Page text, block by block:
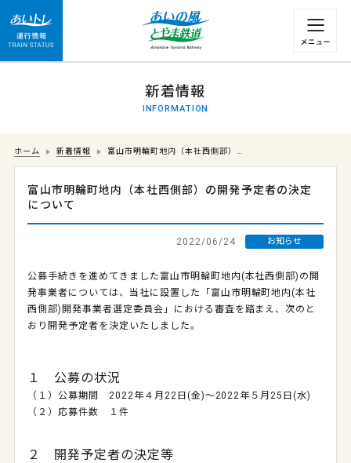
運行情報 列車の遅れ情報等についてはこちら
新着情報
INFORMATION
ホーム 新着情報 富山市明輪町地内（本社西側部）…
富山市明輪町地内（本社西側部）の開発予定者の決定
について
2022/06/24 お知らせ
公募手続きを進めてきました富山市明輪町地内(本社西側部)の開
発事業者については、当社に設置した「富山市明輪町地内(本社
西側部)開発事業者選定委員会」における審査を踏まえ、次のと
おり開発予定者を決定いたしました。
１ 公募の状況
（１）公募期間 2022年４月22日(金)～2022年５月25日(水)
（２）応募件数 １件
２ 開発予定者の決定等